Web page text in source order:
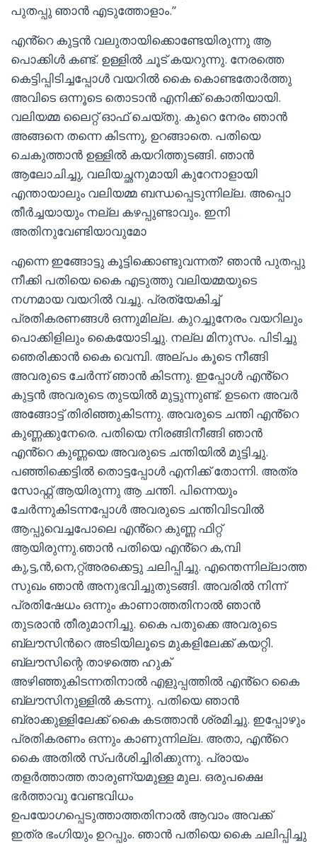
പുതപ്പു ഞാൻ എടുത്തോളാം.”
എൻ്റെ കുട്ടൻ വലുതായിക്കൊണ്ടേയിരുന്നു ആ
പൊക്കിൾ കണ്ട്. ഉള്ളിൽ ചൂട് കയറുന്നു. നേരത്തെ
കെട്ടിപ്പിടിച്ചപ്പോൾ വയറിൽ കൈ കൊണ്ടതോർത്തു
അവിടെ ഒന്നൂടെ തൊടാൻ എനിക്ക് കൊതിയായി.
വലിയമ്മ ലൈറ്റ് ഓഫ് ചെയ്തു. കുറെ നേരം ഞാൻ
അങ്ങനെ തന്നെ കിടന്നു, ഉറങ്ങാതെ. പതിയെ
ചെകുത്താൻ ഉള്ളിൽ കയറിത്തുടങ്ങി. ഞാൻ
ആലോചിച്ചു, വലിയച്ഛനുമായി കുറേനാളായി
എന്തായാലും വലിയമ്മ ബന്ധപ്പെടുന്നില്ല. അപ്പൊ
തീർച്ചയായും നല്ല കഴപ്പുണ്ടാവും. ഇനി
അതിനുവേണ്ടിയാവുമോ
എന്നെ ഇങ്ങോട്ടു കൂട്ടിക്കൊണ്ടുവന്നത്? ഞാൻ പുതപ്പു
നീക്കി പതിയെ കൈ എടുത്തു വലിയമ്മയുടെ
നഗ്നമായ വയറിൽ വച്ചു. പ്രത്യേകിച്ച്
പ്രതികരണങ്ങൾ ഒന്നുമില്ല. കുറച്ചുനേരം വയറിലും
പൊക്കിളിലും കൈയോടിച്ചു. നല്ല മിനുസം. പിടിച്ചു
ഞെരിക്കാൻ കൈ വെമ്പി. അല്പം കൂടെ നീങ്ങി
അവരുടെ ചേർന്ന് ഞാൻ കിടന്നു. ഇപ്പോൾ എൻ്റെ
കുട്ടൻ അവരുടെ തുടയിൽ മുട്ടുന്നുണ്ട്. ഉടനെ അവർ
അങ്ങോട്ട് തിരിഞ്ഞുകിടന്നു. അവരുടെ ചന്തി എൻ്റെ
കുണ്ണക്കുനേരെ. പതിയെ നിരങ്ങിനീങ്ങി ഞാൻ
എൻ്റെ കുണ്ണയെ അവരുടെ ചന്തിയിൽ മുട്ടിച്ചു.
പഞ്ഞിക്കെട്ടിൽ തൊട്ടപ്പോൾ എനിക്ക് തോന്നി. അത്ര
സോഫ്റ്റ് ആയിരുന്നു ആ ചന്തി. പിന്നെയും
ചേർന്നുകിടന്നപ്പോൾ അവരുടെ ചന്തിവിടവിൽ
ആപ്പുവെച്ചപോലെ എൻ്റെ കുണ്ണ ഫിറ്റ്
ആയിരുന്നു.ഞാൻ പതിയെ എൻ്റെ ക,മ്പി
കു,ട്ട,ന്‍,നെ,റ്റ്അരക്കെട്ടു ചലിപ്പിച്ചു. എന്തെന്നില്ലാത്ത
സുഖം ഞാൻ അനുഭവിച്ചുതുടങ്ങി. അവരിൽ നിന്ന്
പ്രതിഷേധം ഒന്നും കാണാത്തതിനാൽ ഞാൻ
തുടരാൻ തീരുമാനിച്ചു. കൈ പതുക്കെ അവരുടെ
ബ്ലൗസിൻറെ അടിയിലൂടെ മുകളിലേക്ക് കയറ്റി.
ബ്ലൗസിന്റെ താഴത്തെ ഹുക്
അഴിഞ്ഞുകിടന്നതിനാൽ എളുപ്പത്തിൽ എൻ്റെ കൈ
ബ്ലൗസിനുള്ളിൽ കടന്നു. പതിയെ ഞാൻ
ബ്രാക്കുള്ളിലേക്ക് കൈ കടത്താൻ ശ്രമിച്ചു. ഇപ്പോഴും
പ്രതികരണം ഒന്നും കാണുന്നില്ല. അതാ, എൻ്റെ
കൈ അതിൽ സ്പർശിച്ചിരിക്കുന്നു. പ്രായം
തളർത്താത്ത താരുണ്യമുള്ള മുല. ഒരുപക്ഷെ
ഭർത്താവു വേണ്ടവിധം
ഉപയോഗപ്പെടുത്താത്തതിനാൽ ആവാം അവക്ക്
ഇത്ര ഭംഗിയും ഉറപ്പും. ഞാൻ പതിയെ കൈ ചലിപ്പിച്ചു